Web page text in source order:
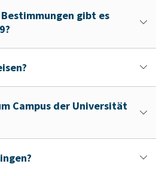
gibt es
Campus der Universität